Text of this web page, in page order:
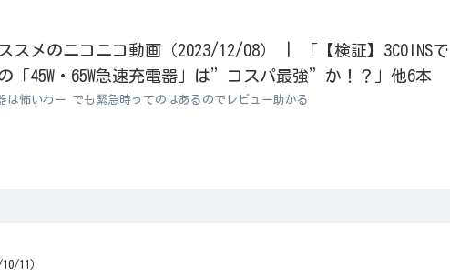
スメのニコニコ動画（2023/12/08） | 「【検証】3COINSで
「45W・65W急速充電器」は”コスパ最強”か！？」他6本
は怖いわー でも緊急時ってのはあるのでレビュー助かる
11）